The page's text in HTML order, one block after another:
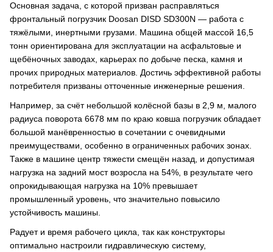
Основная задача, с которой призван расправляться
фронтальный погрузчик Doosan DISD SD300N — работа с
тяжёлыми, инертными грузами. Машина общей массой 16,5
тонн ориентирована для эксплуатации на асфальтовые и
щебёночных заводах, карьерах по добыче песка, камня и
прочих природных материалов. Достичь эффективной работы
потребителя призваны отточенные инженерные решения.
Например, за счёт небольшой колёсной базы в 2,9 м, малого
радиуса поворота 6678 мм по краю ковша погрузчик обладает
большой манёвренностью в сочетании с очевидными
преимуществами, особенно в ограниченных рабочих зонах.
Также в машине центр тяжести смещён назад, и допустимая
нагрузка на задний мост возросла на 54%, в результате чего
опрокидывающая нагрузка на 10% превышает
промышленный уровень, что значительно повысило
устойчивость машины.
Радует и время рабочего цикла, так как конструкторы
оптимально настроили гидравлическую систему,